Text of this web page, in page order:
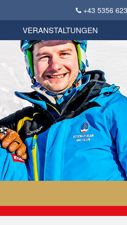
+43 5356
KSC Sportgeschichte
Bekleidungsshop
VERANSTALTUNGEN